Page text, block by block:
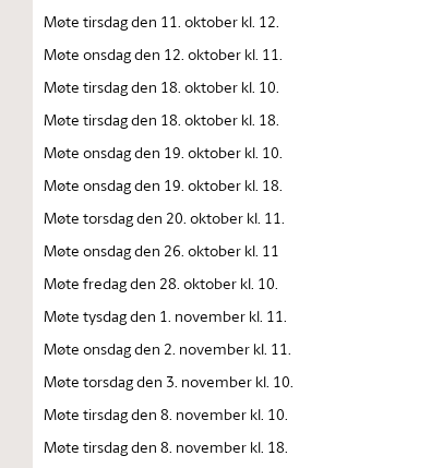
Møte tirsdag den 11. oktober kl. 12.
Møte onsdag den 12. oktober kl. 11.
Møte tirsdag den 18. oktober kl. 10.
Møte tirsdag den 18. oktober kl. 18.
Møte onsdag den 19. oktober kl. 10.
Møte onsdag den 19. oktober kl. 18.
Møte torsdag den 20. oktober kl. 11.
Møte onsdag den 26. oktober kl. 11
Møte fredag den 28. oktober kl. 10.
Møte tysdag den 1. november kl. 11.
Møte onsdag den 2. november kl. 11.
Møte torsdag den 3. november kl. 10.
Møte tirsdag den 8. november kl. 10.
Møte tirsdag den 8. november kl. 18.